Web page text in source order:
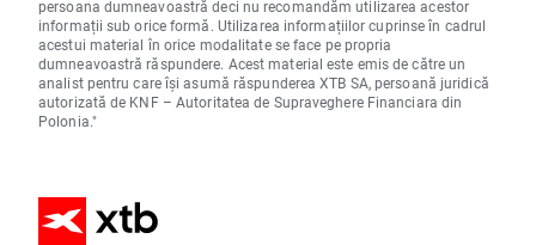
persoana dumneavoastră deci nu recomandăm utilizarea acestor
informații sub orice formă. Utilizarea informațiilor cuprinse în cadrul
acestui material în orice modalitate se face pe propria
dumneavoastră răspundere. Acest material este emis de către un
analist pentru care își asumă răspunderea XTB SA, persoană juridică
autorizată de KNF – Autoritatea de Supraveghere Financiara din
Polonia."